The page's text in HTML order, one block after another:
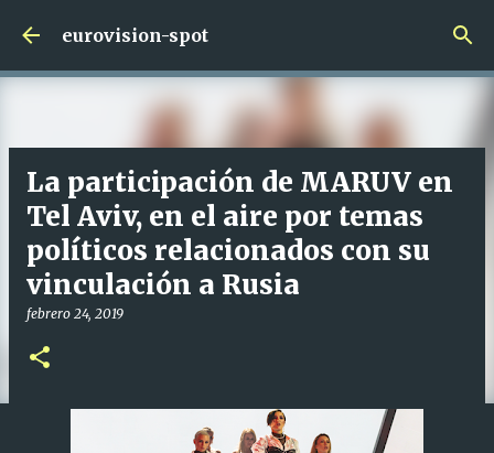
Ir al contenido principal
eurovision-spot
La participación de MARUV en
Tel Aviv, en el aire por temas
políticos relacionados con su
vinculación a Rusia
febrero 24, 2019